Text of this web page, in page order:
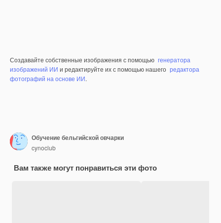
Создавайте собственные изображения с помощью генератора
изображений ИИ и редактируйте их с помощью нашего редактора
фотографий на основе ИИ.
Обучение бельгийской овчарки
cynoclub
Вам также могут понравиться эти фото